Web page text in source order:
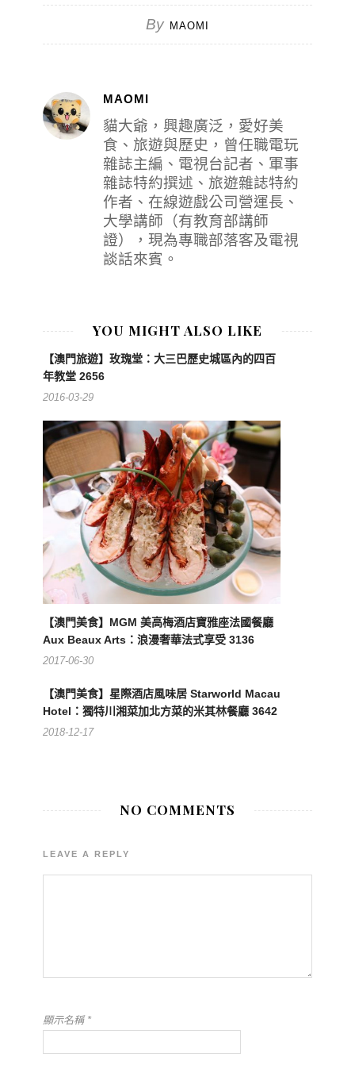
By MAOMI
MAOMI
貓大爺，興趣廣泛，愛好美
食、旅遊與歷史，曾任職電玩
雜誌主編、電視台記者、軍事
雜誌特約撰述、旅遊雜誌特約
作者、在線遊戲公司營運長、
大學講師（有教育部講師
證），現為專職部落客及電視
談話來賓。
YOU MIGHT ALSO LIKE
【澳門旅遊】玫瑰堂：大三巴歷史城區內的四百
年教堂 2656
2016-03-29
【澳門美食】MGM 美高梅酒店寶雅座法國餐廳
Aux Beaux Arts：浪漫奢華法式享受 3136
2017-06-30
【澳門美食】星際酒店風味居 Starworld Macau
Hotel：獨特川湘菜加北方菜的米其林餐廳 3642
2018-12-17
NO COMMENTS
LEAVE A REPLY
顯示名稱 *